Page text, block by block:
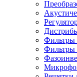
Фильтры
Фильтры